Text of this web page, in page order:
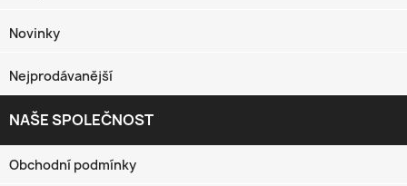
Novinky
Nejprodávanější
NAŠE SPOLEČNOST
Obchodní podmínky